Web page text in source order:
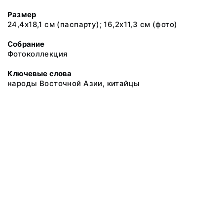
Размер
24,4х18,1 см (паспарту); 16,2х11,3 см (фото)
Собрание
Фотоколлекция
Ключевые слова
народы Восточной Азии, китайцы